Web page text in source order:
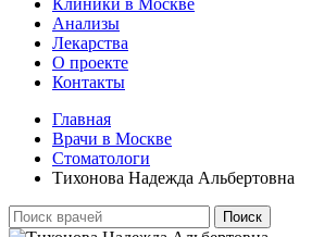
Клиники в Москве
Анализы
Лекарства
О проекте
Контакты
Главная
Врачи в Москве
Стоматологи
Тихонова Надежда Альбертовна